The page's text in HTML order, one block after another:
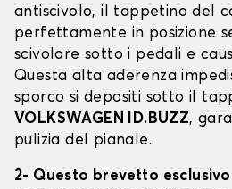
antiscivolo, il tappetino del
perfettamente in posizione
scivolare sotto i pedali e
Questa alta aderenza
sporco si depositi sotto il
VOLKSWAGEN ID.BUZZ,
pulizia del pianale.
2- Questo brevetto esclusivo